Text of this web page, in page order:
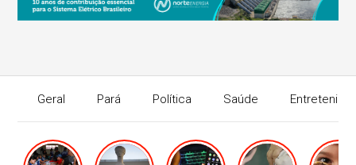
Geral Pará Política Saúde